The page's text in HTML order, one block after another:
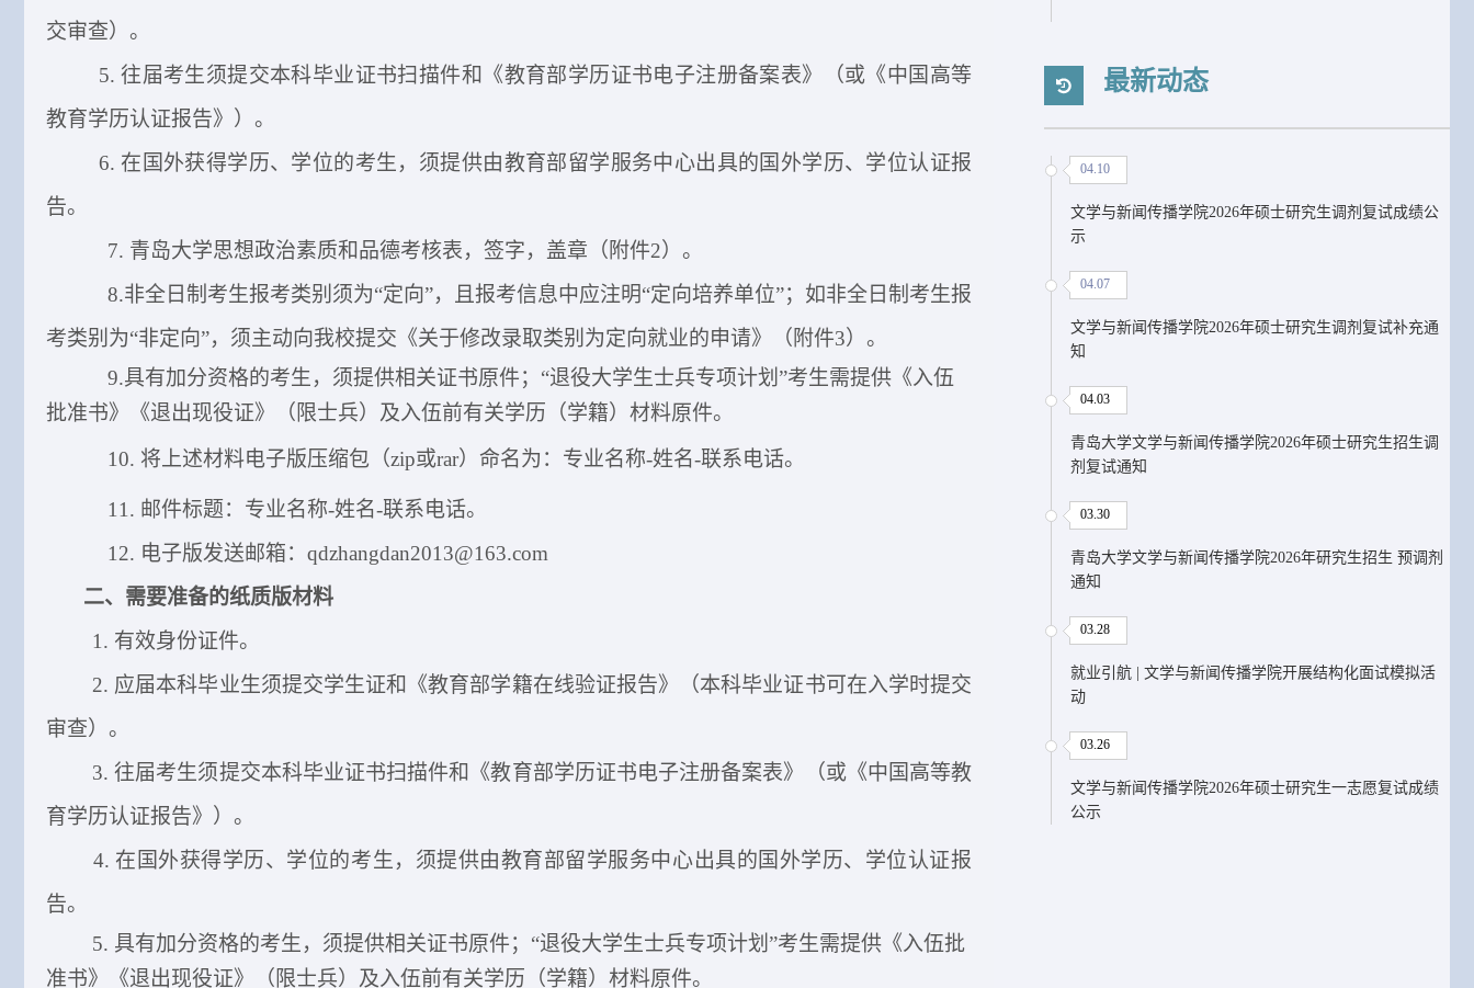
交审查） 。
5. 往届考生须提交本科毕业证书扫描件和《教育部学历证书电子注册备案表》（或《中国高等
教育学历认证报告》） 。
6. 在国外获得学历、学位的考生，须提供由教育部留学服务中心出具的国外学历、学位认证报
告。
7. 青岛大学思想政治素质和品德考核表，签字，盖章（附件2） 。
8.非全日制考生报考类别须为“定向”，且报考信息中应注明“定向培养单位”；如非全日制考生报
考类别为“非定向”，须主动向我校提交《关于修改录取类别为定向就业的申请》（附件3）。
9.具有加分资格的考生，须提供相关证书原件； “退役大学生士兵专项计划”考生需提供《入伍
批准书》《退出现役证》（限士兵）及入伍前有关学历（学籍）材料原件。
10. 将上述材料电子版压缩包（zip或rar）命名为：专业名称-姓名-联系电话。
11 . 邮件标题：专业名称-姓名-联系电话。
12. 电子版发送邮箱： qdzhangdan2013@163.com
二、需要准备的纸质版材料
1. 有效身份证件。
2. 应届本科毕业生须提交学生证和《教育部学籍在线验证报告》（本科毕业证书可在入学时提交
审查） 。
3. 往届考生须提交本科毕业证书扫描件和《教育部学历证书电子注册备案表》（或《中国高等教
育学历认证报告》） 。
4. 在国外获得学历、学位的考生，须提供由教育部留学服务中心出具的国外学历、学位认证报
告。
5. 具有加分资格的考生，须提供相关证书原件； “退役大学生士兵专项计划”考生需提供《入伍批
准书》《退出现役证》（限士兵）及入伍前有关学历（学籍）材料原件。
最新动态
04.10
文学与新闻传播学院2026年硕士研究生调剂复试成绩公
示
04.07
文学与新闻传播学院2026年硕士研究生调剂复试补充通
知
04.03
青岛大学文学与新闻传播学院2026年硕士研究生招生调
剂复试通知
03.30
青岛大学文学与新闻传播学院2026年研究生招生 预调剂
通知
03.28
就业引航 | 文学与新闻传播学院开展结构化面试模拟活
动
03.26
文学与新闻传播学院2026年硕士研究生一志愿复试成绩
公示